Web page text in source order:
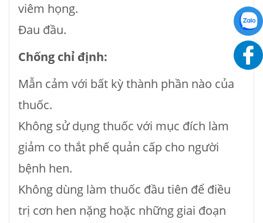
viêm họng.
Đau đầu.
Chống chỉ định:
Mẫn cảm với bất kỳ thành phần nào của
thuốc.
Không sử dụng thuốc với mục đích làm
giảm co thắt phế quản cấp cho người
bệnh hen.
Không dùng làm thuốc đầu tiên để điều
trị cơn hen nặng hoặc những giai đoạn